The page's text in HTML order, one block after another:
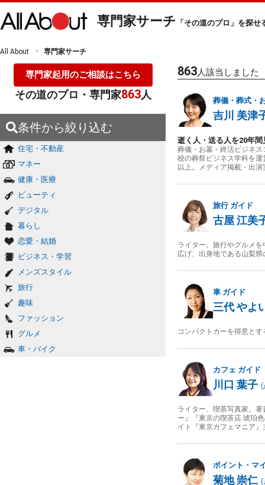
専門家サーチ 「その道のプロ」を探せ
All About 専門家サーチ
専門家起用のご相談はこちら
その道のプロ・専門家863人
条件から絞り込む
住宅・不動産
マネー
健康・医療
ビューティ
デジタル
暮らし
恋愛・結婚
ビジネス・学習
メンズスタイル
旅行
趣味
ファッション
グルメ
車・バイク
863人該当しました
葬儀・葬式・
吉川 美津
逝く人・送る人を20年
葬儀・お墓・終活ビジネ
校の葬祭ビジネス学科を
以上。メディア掲載・出
旅行ガイド
古屋 江美
ライター。旅行やグルメ
広げ、出身地である山梨
車 ガイド
三代 やよ
コンパクトカーを得意と
カフェ ガイド
川口 葉子 (
ライター、喫茶写真家。
ー』『東京の喫茶店 琥珀
イト『東京カフェマニア』
ポイント・マ
菊地 崇仁 (